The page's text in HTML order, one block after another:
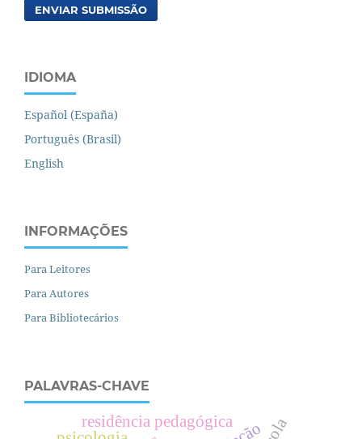
ENVIAR SUBMISSÃO
IDIOMA
Español (España)
Português (Brasil)
English
INFORMAÇÕES
Para Leitores
Para Autores
Para Bibliotecários
PALAVRAS-CHAVE
residência pedagógica